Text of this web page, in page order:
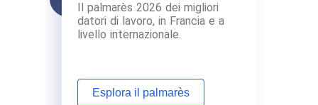
Il palmarès 2026 dei migliori
datori di lavoro, in Francia e a
livello internazionale.
Esplora il palmarès